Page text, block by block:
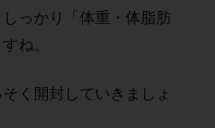
っかり「体重・体脂肪
ね。
く開封していきましょ